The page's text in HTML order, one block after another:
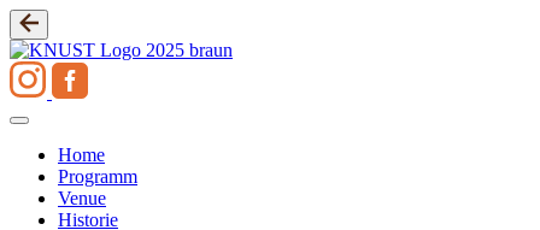
Zum
Inhalt
springen
Home
Programm
Venue
Historie